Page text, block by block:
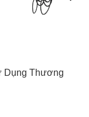
Dụng Thương